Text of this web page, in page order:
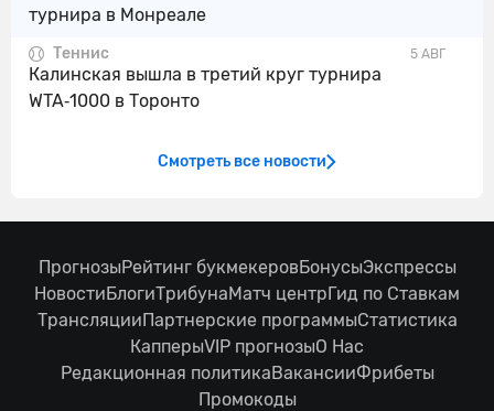
турнира в Монреале
5 АВГ
Теннис
Калинская вышла в третий круг турнира
WTA‑1000 в Торонто
Смотреть все новости
ПрогнозыРейтинг букмекеровБонусыЭкспрессы
НовостиБлогиТрибунаМатч центрГид по Ставкам
ТрансляцииПартнерские программыСтатистика
КапперыVIP прогнозыО Нас
Редакционная политикаВакансииФрибеты
Промокоды